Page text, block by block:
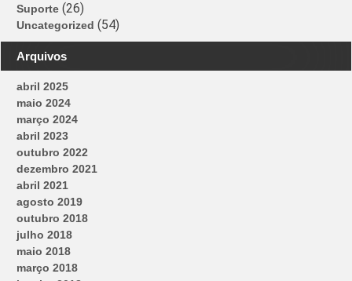
Suporte (26)
Uncategorized (54)
Arquivos
abril 2025
maio 2024
março 2024
abril 2023
outubro 2022
dezembro 2021
abril 2021
agosto 2019
outubro 2018
julho 2018
maio 2018
março 2018